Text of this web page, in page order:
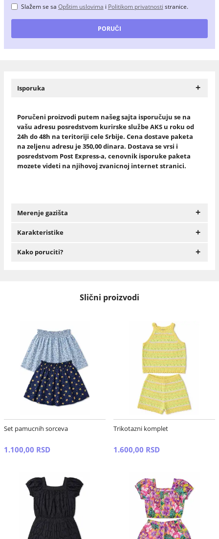
Slažem se sa Opštim uslovima i Politikom privatnosti stranice.
Isporuka +
Poručeni proizvodi putem našeg sajta isporučuju se na
vašu adresu posredstvom kurirske službe AKS u roku od
24h do 48h na teritoriji cele Srbije. Cena dostave paketa
na zeljenu adresu je 350,00 dinara. Dostava se vrsi i
posredstvom Post Express-a, cenovnik isporuke paketa
mozete videti na njihovoj zvanicnoj internet stranici.
Merenje gazišta +
Karakteristike +
Kako poruciti? +
Slični proizvodi
Set pamucnih sorceva
1.100,00 RSD
Trikotazni komplet
1.600,00 RSD